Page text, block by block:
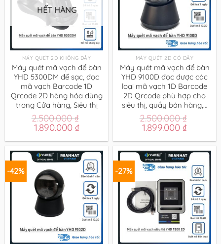
HẾT HÀNG
MÁY QUÉT 2D KHÔNG DÂY
Máy quét mã vạch để bàn
YHD 5300DM đế sạc, đọc
mã vạch Barcode 1D
Qrcode 2D hàng hóa dùng
trong Cửa hàng, Siêu thị
2.500.000₫
Giá
là:
2.500.000 ₫.
1.890.000 ₫Giá
tại
là:
1.890.000 ₫.
MÁY QUÉT 2D CÓ DÂY
Máy quét mã vạch để bàn
YHD 9100D đọc được các
loại mã vạch 1D Barcode
2D Qrcode phù hợp cho
siêu thị, quầy bán hàng,…
2.500.000₫
Giá
là:
2.500.000 ₫.
1.899.000 ₫Giá
tại
là:
-42% -27%